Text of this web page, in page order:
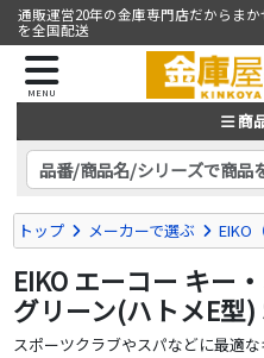
通販運営20年の金庫専門店だからま
を全国配送
MENU
商
トップ メーカーで選ぶ EIKO
EIKO エーコー キー
グリーン(ハトメE型)
スポーツクラブやスパなどに最適